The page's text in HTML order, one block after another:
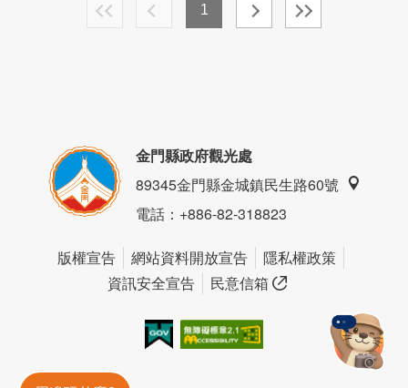
1
金門縣政府觀光處
89345金門縣金城鎮民生路60號
電話：+886-82-318823
版權宣告 網站資料開放宣告
隱私權政策
資訊安全宣告
民意信箱